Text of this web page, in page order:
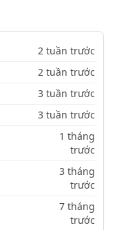
2 tuần trước
2 tuần trước
3 tuần trước
3 tuần trước
1 tháng
trước
3 tháng
trước
7 tháng
trước